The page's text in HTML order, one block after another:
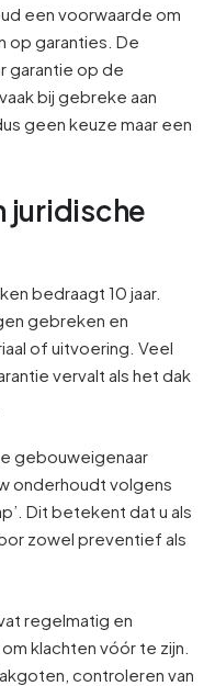
een voorwaarde om
op garanties. De
garantie op de
bij gebreke aan
geen keuze maar een
juridische
bedraagt 10 jaar.
gebreken en
of uitvoering. Veel
vervalt als het dak
gebouweigenaar
onderhoudt volgens
Dit betekent dat u als
zowel preventief als
regelmatig en
klachten vóór te zijn.
controleren van